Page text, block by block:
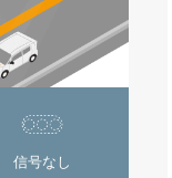
信号なし